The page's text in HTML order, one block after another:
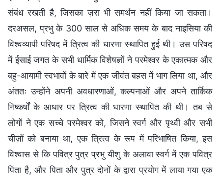
संबंध रखती है, जिसका ज़रा भी समर्थन नहीं किया जा सकता।
दरअसल, प्रभु के 300 साल से अधिक समय के बाद नाइसिया की
विश्वव्यापी परिषद में त्रित्व की धारणा स्थापित हुई थी। उस परिषद
में ईसाई जगत के सभी धार्मिक विशेषज्ञों ने परमेश्वर के एकात्मक और
बहु-आयामी स्वभावों के बारे में एक जीवंत बहस में भाग लिया था, और
अंततः उन्होंने अपनी अवधारणाओं, कल्पनाओं और अपने तार्किक
निष्कर्षों के आधार पर त्रित्व की धारणा स्थापित की थी। तब से
लोगों ने एक सच्चे परमेश्वर को, जिसने स्वर्ग और पृथ्वी और सभी
चीज़ों को बनाया था, एक त्रित्व के रूप में परिभाषित किया, इस
विश्वास से कि पवित्र पुत्र प्रभु यीशु के अलावा स्वर्ग में एक पवित्र
पिता है, और पिता और पुत्र दोनों के द्वारा प्रयोग में लाया गया एक